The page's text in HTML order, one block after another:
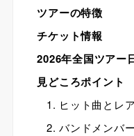
ツアーの特徴
チケット情報
2026年全国ツアー
見どころポイント
1. ヒット曲とレ
2. バンドメンバ